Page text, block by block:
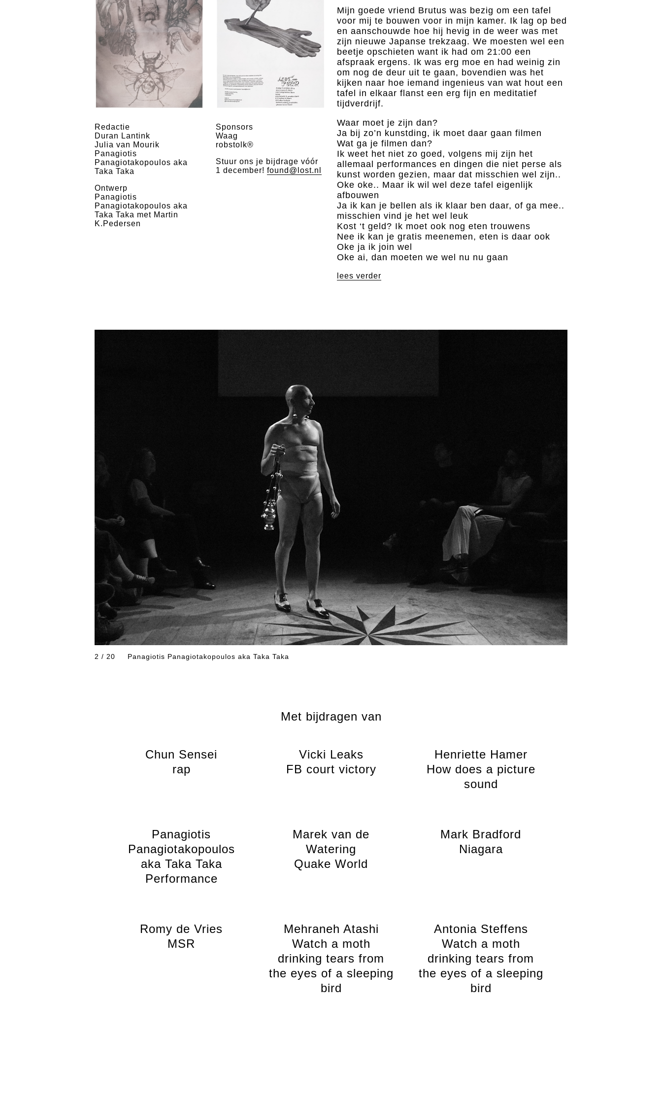
Redactie
Duran Lantink
Julia van Mourik
Panagiotis
Panagiotakopoulos aka
Taka Taka
Ontwerp
Panagiotis
Panagiotakopoulos aka
Taka Taka met Martin
K.Pedersen
Sponsors
Waag
robstolk®
Stuur ons je bijdrage vóór
1 december! found@lost.nl
Mijn goede vriend Brutus was bezig om een tafel
voor mij te bouwen voor in mijn kamer. Ik lag op bed
en aanschouwde hoe hij hevig in de weer was met
zijn nieuwe Japanse trekzaag. We moesten wel een
beetje opschieten want ik had om 21:00 een
afspraak ergens. Ik was erg moe en had weinig zin
om nog de deur uit te gaan, bovendien was het
kijken naar hoe iemand ingenieus van wat hout een
tafel in elkaar flanst een erg fijn en meditatief
tijdverdrijf.
Waar moet je zijn dan?
Ja bij zo’n kunstding, ik moet daar gaan filmen
Wat ga je filmen dan?
Ik weet het niet zo goed, volgens mij zijn het
allemaal performances en dingen die niet perse als
kunst worden gezien, maar dat misschien wel zijn..
Oke oke.. Maar ik wil wel deze tafel eigenlijk
afbouwen
Ja ik kan je bellen als ik klaar ben daar, of ga mee..
misschien vind je het wel leuk
Kost ‘t geld? Ik moet ook nog eten trouwens
Nee ik kan je gratis meenemen, eten is daar ook
Oke ja ik join wel
Oke ai, dan moeten we wel nu nu gaan
lees verder
2 / 20 Panagiotis Panagiotakopoulos aka Taka Taka
Met bijdragen van
Chun Sensei
rap
Vicki Leaks
FB court victory
Henriette Hamer
How does a picture
sound
Panagiotis
Panagiotakopoulos
aka Taka Taka
Performance
Marek van de
Watering
Quake World
Mark Bradford
Niagara
Romy de Vries
MSR
Mehraneh Atashi
Watch a moth
drinking tears from
the eyes of a sleeping
bird
Antonia Steffens
Watch a moth
drinking tears from
the eyes of a sleeping
bird